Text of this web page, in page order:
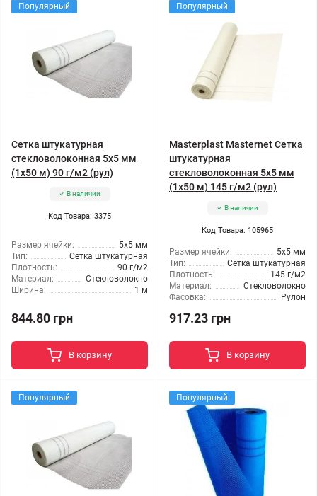
Популярный
Сетка штукатурная
стекловолоконная 5x5 мм
(1x50 м) 90 г/м2 (рул)
В наличии
Код Товара: 3375
Размер ячейки:
5x5 мм
Тип:
Сетка штукатурная
Плотность:
90 г/м2
Материал:
Стекловолокно
Ширина:
1 м
844.80 грн
В корзину
Популярный
Masterplast Masternet Сетка
штукатурная
стекловолоконная 5x5 мм
(1x50 м) 145 г/м2 (рул)
В наличии
Код Товара: 105965
Размер ячейки:
5x5 мм
Тип:
Сетка штукатурная
Плотность:
145 г/м2
Материал:
Стекловолокно
Фасовка:
Рулон
917.23 грн
В корзину
Популярный Популярный